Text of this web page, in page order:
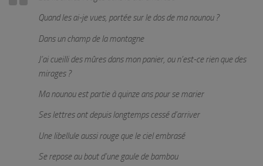
Quand les ai-je vues, portée sur le dos de ma nounou ?
Dans un champ de la montagne
J’ai cueilli des mûres dans mon panier, ou n’est-ce rien que des
mirages ?
Ma nounou est partie à quinze ans pour se marier
Ses lettres ont depuis longtemps cessé d’arriver
Une libellule aussi rouge que le ciel embrasé
Se repose au bout d’une gaule de bambou